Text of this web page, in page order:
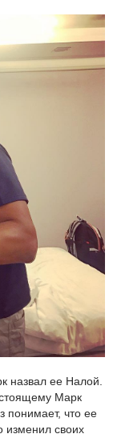
назвал ее Налой.
Марк
понимает, что ее
изменил своих